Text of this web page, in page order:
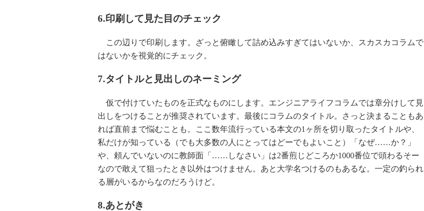
6.印刷して見た目のチェック
この辺りで印刷します。ざっと俯瞰して詰め込みすぎてはいないか、スカスカコラムで
はないかを視覚的にチェック。
7.タイトルと見出しのネーミング
仮で付けていたものを正式なものにします。エンジニアライフコラムでは章分けして見
出しをつけることが推奨されています。最後にコラムのタイトル。さっと決まることもあ
れば直前まで悩むことも。ここ数年流行っている本文の1ヶ所を切り取ったタイトルや、
私だけが知っている（でも大多数の人にとってはどーでもよいこと）「なぜ……か？」
や、頼んでいないのに教師面「……しなさい」は2番煎じどころか1000番位で頭わるそー
なので敢えて狙ったとき以外はつけません。あと大学名つけるのもあるな。一定の釣られ
る層がいるからなのだろうけど。
8.あとがき